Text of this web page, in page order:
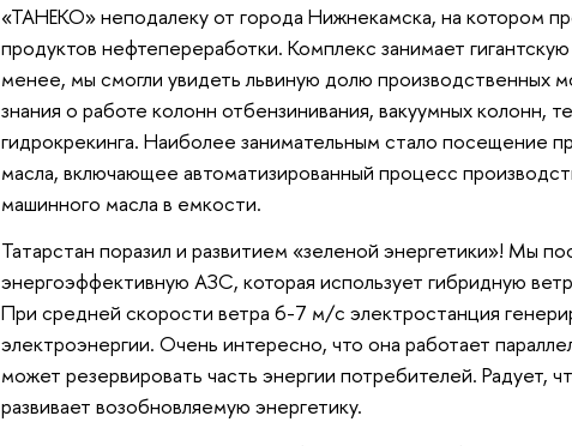
«ТАНЕКО» неподалеку от города Нижнекамска, на котором
продуктов нефтепереработки. Комплекс занимает
менее, мы смогли увидеть львиную долю производственных
знания о работе колонн отбензинивания, вакуумных колонн,
гидрокрекинга. Наиболее занимательным стало посещение
масла, включающее автоматизированный процесс
машинного масла в емкости.
Татарстан поразил и развитием «зеленой энергетики»! Мы
энергоэффективную АЗС, которая использует гибридную
При средней скорости ветра 6-7 м/с электростанция
электроэнергии. Очень интересно, что она работает
может резервировать часть энергии потребителей. Радует,
развивает возобновляемую энергетику.